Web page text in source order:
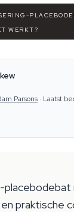
WERKT?
Parsons · Laatst
praktische